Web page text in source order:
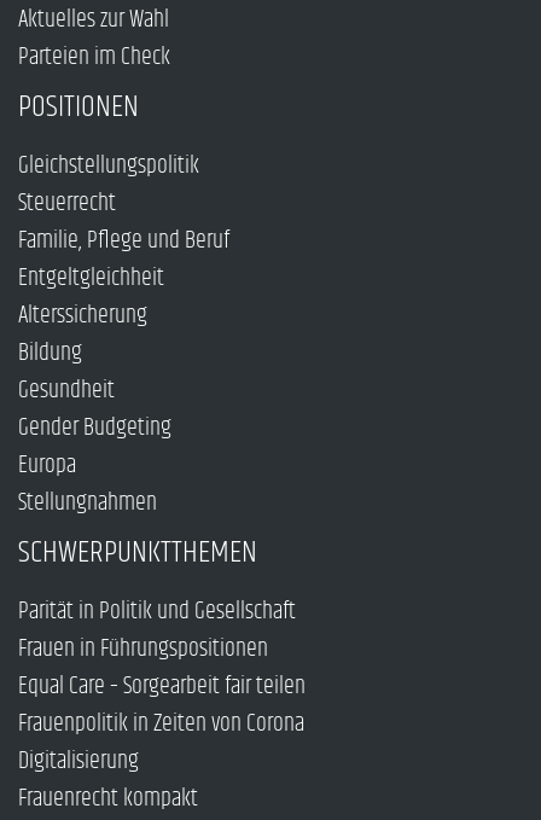
Aktuelles zur Wahl
Parteien im Check
POSITIONEN
Gleichstellungspolitik
Steuerrecht
Familie, Pflege und Beruf
Entgeltgleichheit
Alterssicherung
Bildung
Gesundheit
Gender Budgeting
Europa
Stellungnahmen
SCHWERPUNKTTHEMEN
Parität in Politik und Gesellschaft
Frauen in Führungspositionen
Equal Care – Sorgearbeit fair teilen
Frauenpolitik in Zeiten von Corona
Digitalisierung
Frauenrecht kompakt